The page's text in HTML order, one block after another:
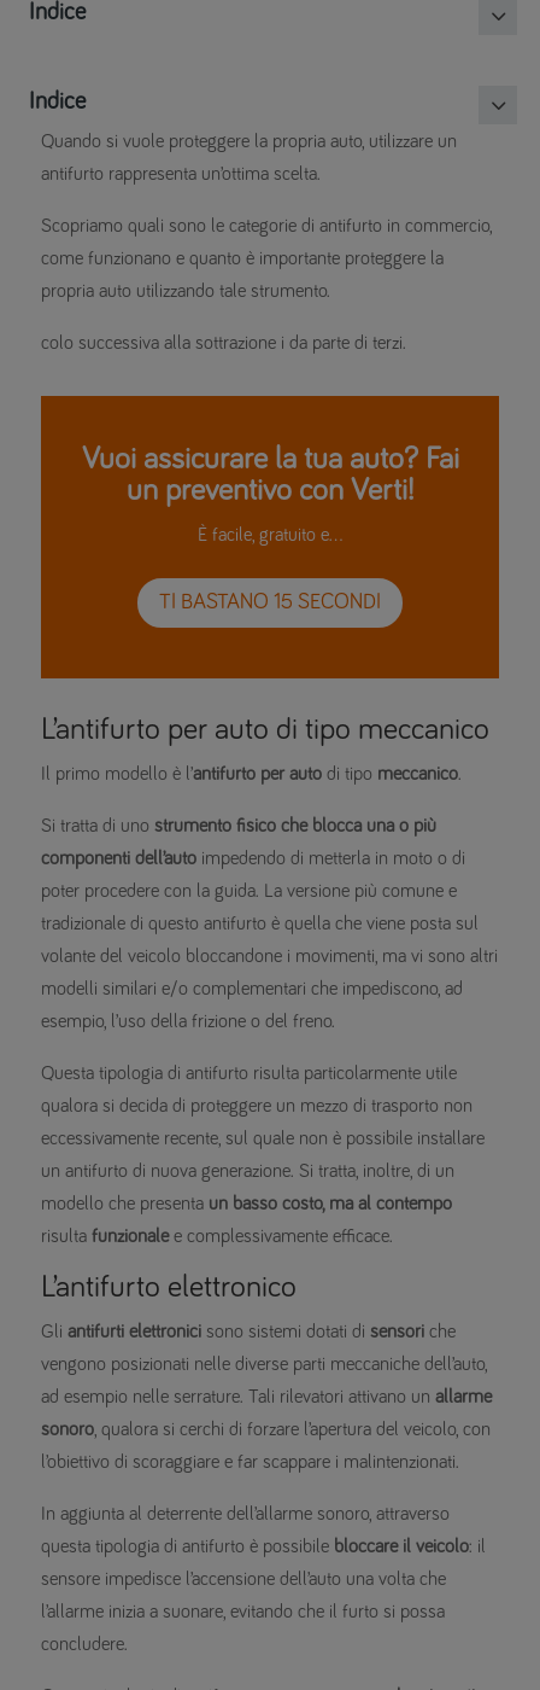
Indice
Indice
Quando si vuole proteggere la propria auto, utilizzare un
antifurto rappresenta un’ottima scelta.
Scopriamo quali sono le categorie di antifurto in commercio,
come funzionano e quanto è importante proteggere la
propria auto utilizzando tale strumento.
colo successiva alla sottrazione i da parte di terzi.
Vuoi assicurare la tua auto? Fai
un preventivo con Verti!
È facile, gratuito e…
TI BASTANO 15 SECONDI
L’antifurto per auto di tipo meccanico
Il primo modello è l’antifurto per auto di tipo meccanico.
Si tratta di uno strumento fisico che blocca una o più
componenti dell’auto impedendo di metterla in moto o di
poter procedere con la guida. La versione più comune e
tradizionale di questo antifurto è quella che viene posta sul
volante del veicolo bloccandone i movimenti, ma vi sono altri
modelli similari e/o complementari che impediscono, ad
esempio, l’uso della frizione o del freno.
Questa tipologia di antifurto risulta particolarmente utile
qualora si decida di proteggere un mezzo di trasporto non
eccessivamente recente, sul quale non è possibile installare
un antifurto di nuova generazione. Si tratta, inoltre, di un
modello che presenta un basso costo, ma al contempo
risulta funzionalee complessivamente efficace.
L’antifurto elettronico
Gli antifurti elettronici sono sistemi dotati di sensori che
vengono posizionati nelle diverse parti meccaniche dell’auto,
ad esempio nelle serrature. Tali rilevatori attivano un allarme
sonoro , qualora si cerchi di forzare l’apertura del veicolo, con
l’obiettivo di scoraggiare e far scappare i malintenzionati.
In aggiunta al deterrente dell’allarme sonoro, attraverso
questa tipologia di antifurto è possibile bloccare il veicolo: il
sensore impedisce l’accensione dell’auto una volta che
l’allarme inizia a suonare, evitando che il furto si possa
concludere.